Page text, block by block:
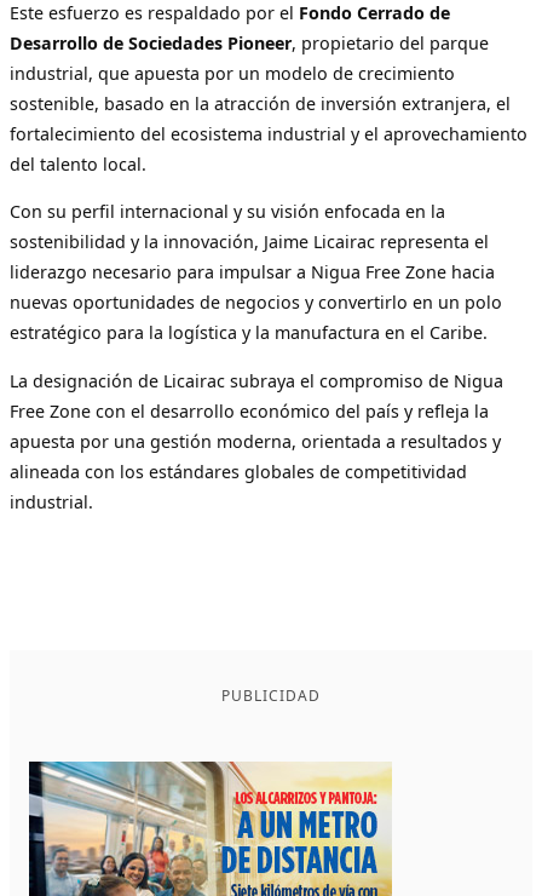
Este esfuerzo es respaldado por el Fondo Cerrado de
Desarrollo de Sociedades Pioneer, propietario del parque
industrial, que apuesta por un modelo de crecimiento
sostenible, basado en la atracción de inversión extranjera, el
fortalecimiento del ecosistema industrial y el aprovechamiento
del talento local.
Con su perfil internacional y su visión enfocada en la
sostenibilidad y la innovación, Jaime Licairac representa el
liderazgo necesario para impulsar a Nigua Free Zone hacia
nuevas oportunidades de negocios y convertirlo en un polo
estratégico para la logística y la manufactura en el Caribe.
La designación de Licairac subraya el compromiso de Nigua
Free Zone con el desarrollo económico del país y refleja la
apuesta por una gestión moderna, orientada a resultados y
alineada con los estándares globales de competitividad
industrial.
PUBLICIDAD